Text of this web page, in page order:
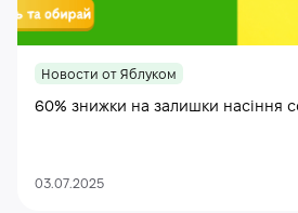
Новости от Яблуком
60% знижки на залишки насіння
03.07.2025